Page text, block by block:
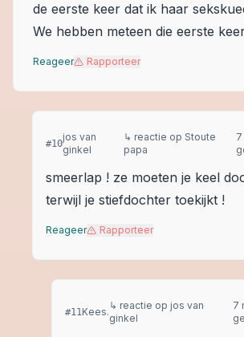
de eerste keer dat ik haar
We hebben meteen die eerste
Reageer Rapporteer
#10
jos van
ginkel
↳ reactie op Stoute
papa
smeerlap ! ze moeten je keel
terwijl je stiefdochter toekijkt !
Reageer Rapporteer
#11Kees.
↳ reactie op jos van
ginkel
7